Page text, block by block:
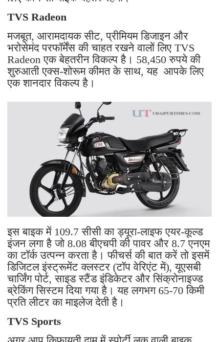
TVS Radeon
मजबूत, आरामदायक सीट, प्रीमियम डिजाइन और
भरोसेमंद परफॉर्मेंस की चाहत रखने वालों लिए TVS
Radeon एक बेहतरीन विकल्प है। 58,450 रुपये की
शुरुआती एक्स-शोरूम कीमत के साथ, यह आपके लिए
एक शानदार विकल्प है।
इस बाइक में 109.7 सीसी का ड्यूरा-लाइफ एयर-कूल्ड
इंजन लगा है जो 8.08 बीएचपी की पावर और 8.7 एनएम
का टॉर्क उत्पन्न करता है। फीचर्स की बात करें तो इसमें
डिजिटल इंस्ट्रूमेंट क्लस्टर (टॉप वेरिएंट में), यूएसबी
चार्जिंग पोर्ट, साइड स्टैंड इंडिकेटर और सिंक्रोनाइज्ड
ब्रेकिंग सिस्टम दिया गया है। यह लगभग 65-70 किमी
प्रति लीटर का माइलेज देती है।
TVS Sports